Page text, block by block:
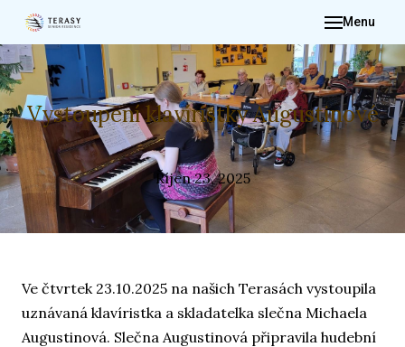
Menu
O
PRO
Vystoupení klavíristky Augustinové
Říjen 23, 2025
Ve čtvrtek 23.10.2025 na našich Terasách vystoupila
uznávaná klavíristka a skladatelka slečna Michaela
Augustinová. Slečna Augustinová připravila hudební